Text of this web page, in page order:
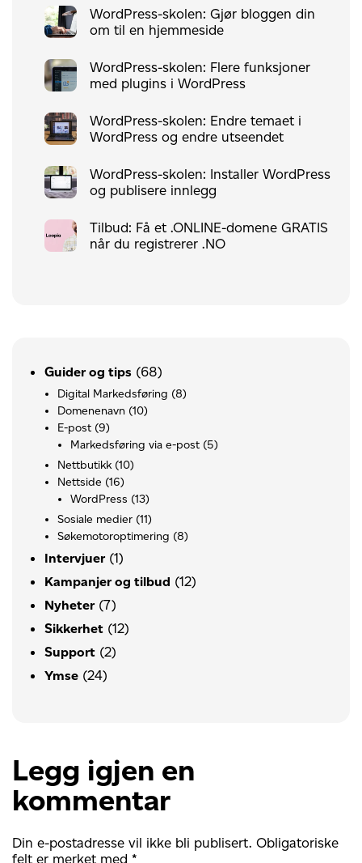
WordPress-skolen: Gjør bloggen din
om til en hjemmeside
WordPress-skolen: Flere funksjoner
med plugins i WordPress
WordPress-skolen: Endre temaet i
WordPress og endre utseendet
WordPress-skolen: Installer WordPress
og publisere innlegg
Tilbud: Få et .ONLINE-domene GRATIS
når du registrerer .NO
Guider og tips (68)
Digital Markedsføring (8)
Domenenavn (10)
E-post (9)
Markedsføring via e-post (5)
Nettbutikk(10)
Nettside (16)
WordPress (13)
Sosiale medier (11)
Søkemotoroptimering (8)
Intervjuer (1)
Kampanjer og tilbud (12)
Nyheter (7)
Sikkerhet (12)
Support (2)
Ymse (24)
Legg igjen en
kommentar
Din e-postadresse vil ikke bli publisert. Obligatoriske
felt er merket med *